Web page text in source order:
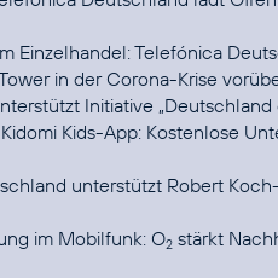
Einzelhandel: Telefónica
in der Corona-Krise
Initiative „Deutschland
Kids-App: Kostenlose
unterstützt Robert
im Mobilfunk: O2 stärkt